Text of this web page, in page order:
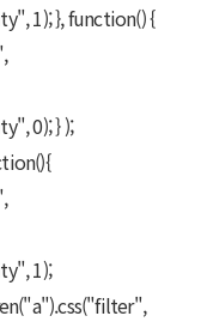
1); }, function() {
0); } );
1);